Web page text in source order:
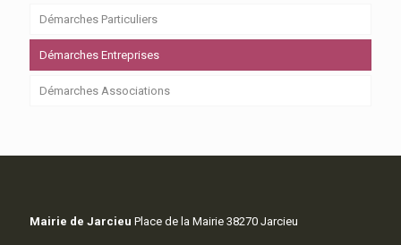
Démarches Particuliers
Démarches Entreprises
Démarches Associations
Mairie de Jarcieu Place de la Mairie 38270 Jarcieu